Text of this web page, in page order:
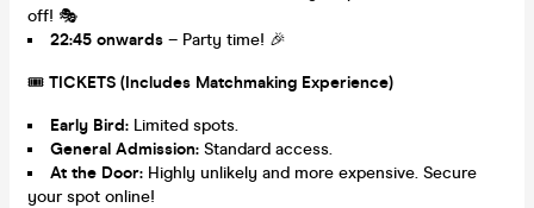
off! 🎭
22:45 onwards – Party time! 🎉
🎟️ TICKETS (Includes Matchmaking Experience)
Early Bird: Limited spots.
General Admission: Standard access.
At the Door: Highly unlikely and more expensive. Secure
your spot online!